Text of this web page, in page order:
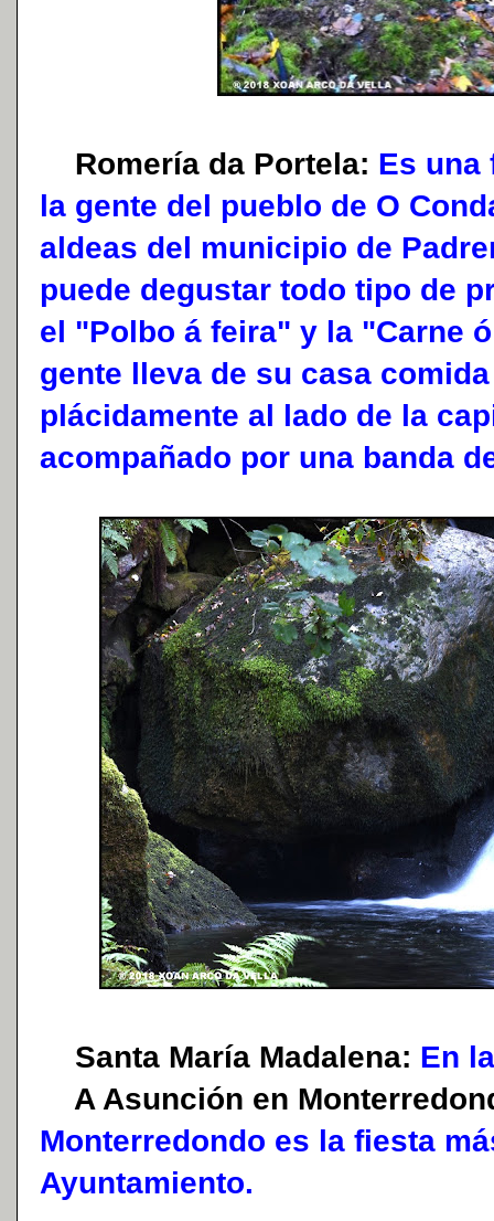
Romería da Portela: Es una
la gente del pueblo de O
aldeas del municipio de
puede degustar todo tipo de
el "Polbo á feira" y la "Carne
gente lleva de su casa
plácidamente al lado de la
acompañado por una banda
Santa María Madalena: En
A Asunción en
Monterredondo es la fiesta
Ayuntamiento.